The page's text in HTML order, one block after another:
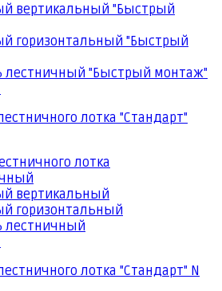
вертикальный "Быстрый
горизонтальный "Быстрый
лестничный "Быстрый монтаж"
лотка "Стандарт"
лотка
вертикальный
горизонтальный
лестничный
лотка "Стандарт" N